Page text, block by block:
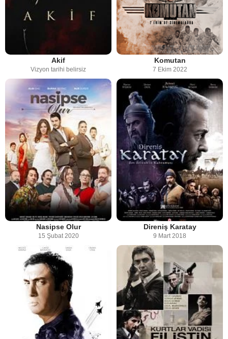
Akif
Vizyon tarihi belirsiz
Komutan
7 Ekim 2022
Nasipse Olur
15 Şubat 2020
Direniş Karatay
9 Mart 2018